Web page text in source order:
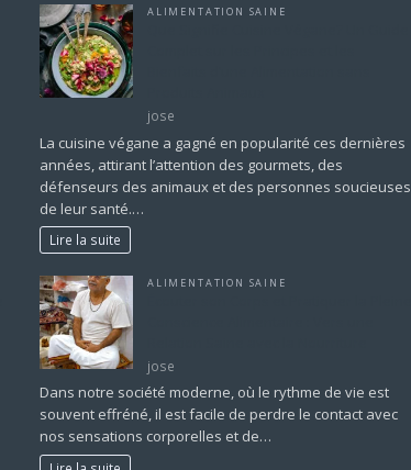
ALIMENTATION SAINE
jose
La cuisine végane a gagné en popularité ces dernières
années, attirant l’attention des gourmets, des
défenseurs des animaux et des personnes soucieuses
de leur santé.…
Lire la suite
ALIMENTATION SAINE
jose
Dans notre société moderne, où le rythme de vie est
souvent effréné, il est facile de perdre le contact avec
nos sensations corporelles et de…